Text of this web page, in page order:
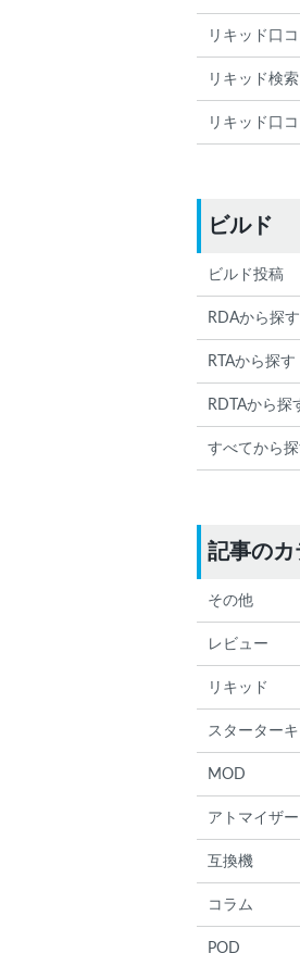
リキッド口
リキッド検索
リキッド口
ビルド
ビルド投稿
RDAから探す
RTAから探す
RDTAから探
すべてから
記事のカ
その他
レビュー
リキッド
スターターキ
MOD
アトマイザー
互換機
コラム
POD
該当する商品がありません